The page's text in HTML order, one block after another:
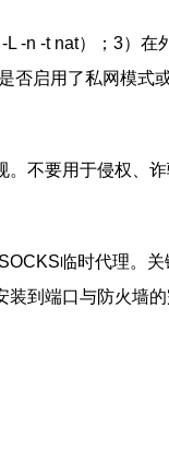
-n -t nat）；3）
启用了私网模式
不要用于侵权、
临时代理。
到端口与防火墙